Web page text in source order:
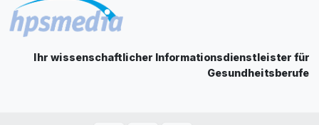
Ihr wissenschaftlicher Informationsdienstleister für
Gesundheitsberufe